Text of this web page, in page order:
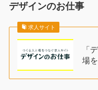
デザインのお仕事
求人サイト
「
場